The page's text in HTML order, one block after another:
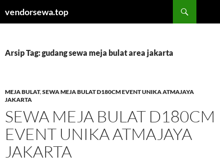
kevendorsewa.top
Arsip Tag: gudang sewa meja bulat area jakarta
MEJA BULAT,SEWA MEJA BULAT D180CM EVENT UNIKA ATMAJAYA
JAKARTA
SEWA MEJA BULAT D180CM
EVENT UNIKA ATMAJAYA
JAKARTA